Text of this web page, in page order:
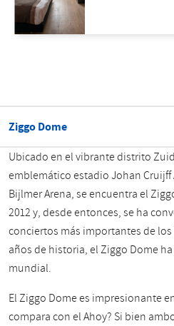
Ziggo Dome
Ubicado en el vibrante distrito
emblemático estadio Johan Cruijff
Bijlmer Arena, se encuentra el
2012 y, desde entonces, se ha
conciertos más importantes de los
años de historia, el Ziggo Dome
mundial.
El Ziggo Dome es impresionante
compara con el Ahoy? Si bien